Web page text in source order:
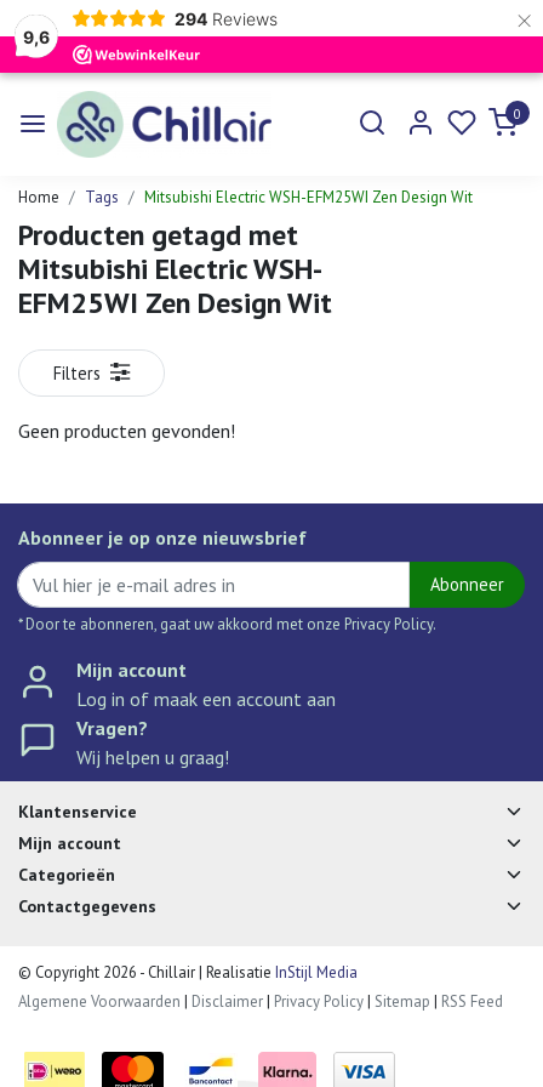
9,6
294 Reviews ×
0
Home Tags Mitsubishi Electric WSH-EFM25WI Zen Design Wit
Producten getagd met
Mitsubishi Electric WSH-
EFM25WI Zen Design Wit
Filters
Geen producten gevonden!
Abonneer je op onze nieuwsbrief
Abonneer
* Door te abonneren, gaat uw akkoord met onze Privacy Policy.
Mijn account
Log in of maak een account aan
Vragen?
Wij helpen u graag!
Klantenservice
Mijn account
Categorieën
Contactgegevens
© Copyright 2026 - Chillair | Realisatie InStijl Media
Algemene Voorwaarden | Disclaimer| Privacy Policy| Sitemap | RSS Feed